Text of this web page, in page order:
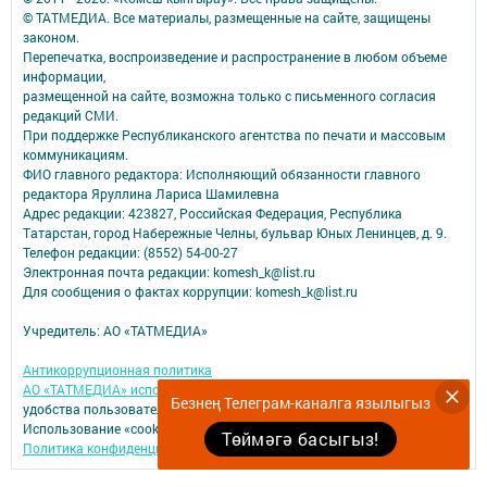
Безнең Телеграм-каналга язылыгыз
Төймәгә басыгыз!
© ТАТМЕДИА. Все материалы, размещенные на сайте, защищены
законом.
Перепечатка, воспроизведение и распространение в любом объеме
информации,
размещенной на сайте, возможна только с письменного согласия
редакций СМИ.
При поддержке Республиканского агентства по печати и массовым
коммуникациям.
ФИО главного редактора: Исполняющий обязанности главного
редактора Яруллина Лариса Шамилевна
Адрес редакции: 423827, Российская Федерация, Республика
Татарстан, город Набережные Челны, бульвар Юных Ленинцев, д. 9.
Телефон редакции: (8552) 54-00-27
Электронная почта редакции: komesh_k@list.ru
Для сообщения о фактах коррупции: komesh_k@list.ru
Учредитель: АО «ТАТМЕДИА»
Антикоррупционная политика
АО «ТАТМЕДИА» использует «cookie»
для персонализации сервисов и
удобства пользователей сайтом.
Использование «cookie» можно отменить в настройках браузера.
Политика конфиденциальности